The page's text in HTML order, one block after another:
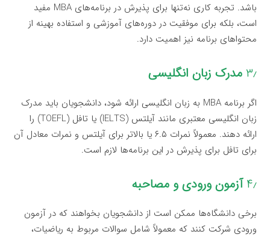
باشد. تجربه کاری نه‌تنها برای پذیرش در برنامه‌های MBA مفید
است، بلکه برای موفقیت در دوره‌های آموزشی و استفاده بهینه از
محتواهای برنامه نیز اهمیت دارد.
۳٫ مدرک زبان انگلیسی
اگر برنامه MBA به زبان انگلیسی ارائه شود، دانشجویان باید مدرک
زبان انگلیسی معتبری مانند آیلتس (IELTS) یا تافل (TOEFL) را
ارائه دهند. معمولاً نمرات ۶.۵ یا بالاتر برای آیلتس و نمرات معادل آن
برای تافل برای پذیرش در این برنامه‌ها لازم است.
۴٫ آزمون ورودی و مصاحبه
برخی دانشگاه‌ها ممکن است از دانشجویان بخواهند که در آزمون
ورودی شرکت کنند که معمولاً شامل سوالات مربوط به ریاضیات،